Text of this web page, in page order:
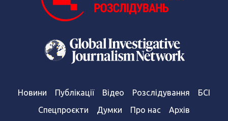
Новини Публікації Відео Розслідування
БСІ
Спецпроєкти
Думки Про нас Архів